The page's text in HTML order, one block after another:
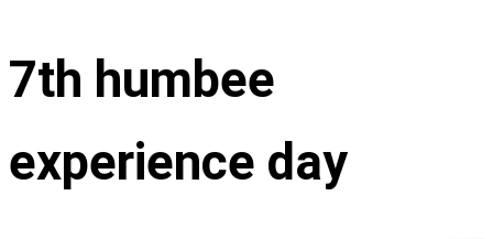
7th humbee
experience day